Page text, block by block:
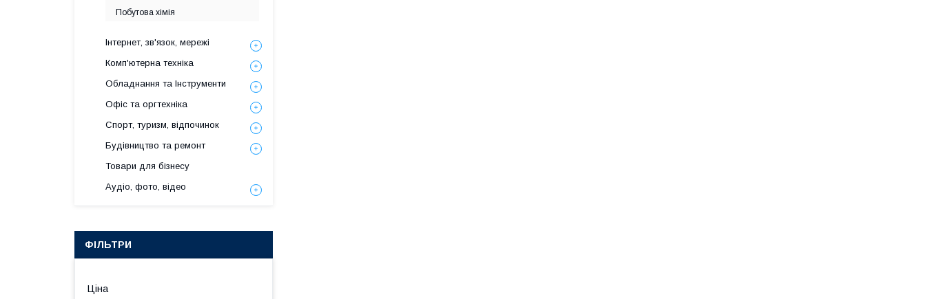
Побутова хімія
Інтернет, зв'язок, мережі
Комп'ютерна техніка
Обладнання та Інструменти
Офіс та оргтехніка
Спорт, туризм, відпочинок
Будівництво та ремонт
Товари для бізнесу
Аудіо, фото, відео
ФІЛЬТРИ
Ціна